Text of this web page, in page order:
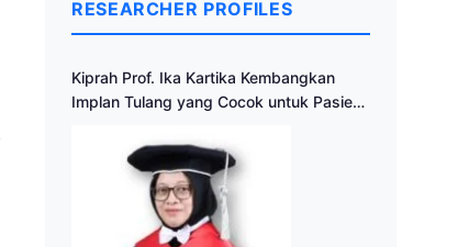
RESEARCHER PROFILES
Kiprah Prof. Ika Kartika Kembangkan
Implan Tulang yang Cocok untuk Pasien